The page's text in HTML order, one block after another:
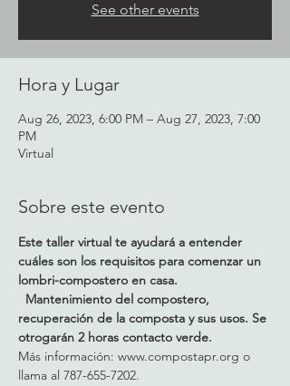
See other events
Hora y Lugar
Aug 26, 2023, 6:00 PM – Aug 27, 2023, 7:00
PM
Virtual
Sobre este evento
Este taller virtual te ayudará a entender
cuáles son los requisitos para comenzar un
lombri-compostero en casa.
Mantenimiento del compostero,
recuperación de la composta y sus usos. Se
otrogarán 2 horas contacto verde.
Más información: www.compostapr.org o
llama al 787-655-7202.